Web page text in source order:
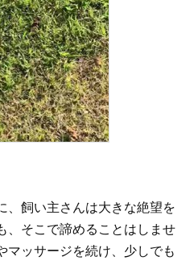
、飼い主さんは大きな絶望を
、そこで諦めることはしませ
マッサージを続け、少しでも